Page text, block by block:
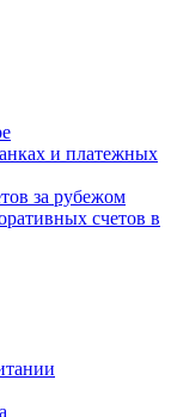
и платежных
за рубежом
счетов в